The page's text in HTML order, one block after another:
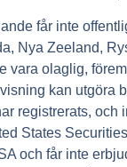
får inte
Nya Zeeland,
vara olaglig,
kan
registrerats,
States
och får inte